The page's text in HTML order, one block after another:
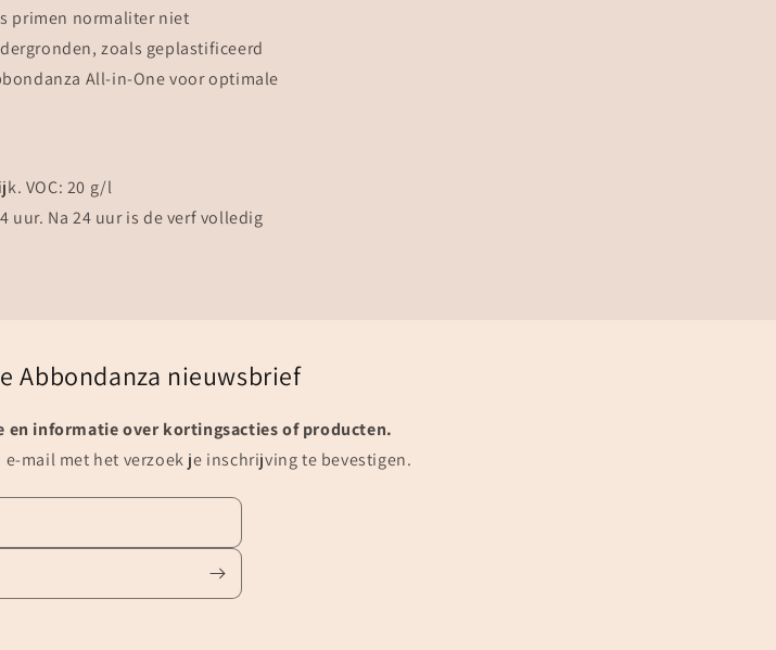
primen normaliter niet
zoals geplastificeerd
All-in-One voor optimale
VOC: 20 g/l
uur. Na 24 uur is de verf volledig
Abbondanza nieuwsbrief
informatie over kortingsacties of producten.
mail met het verzoek je inschrijving te bevestigen.